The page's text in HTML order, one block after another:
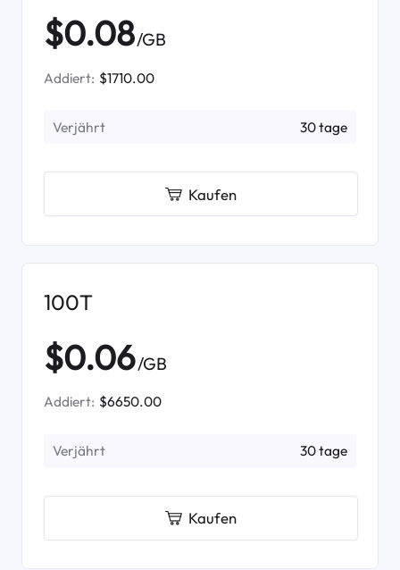
$0.08/GB
Addiert: $1710.00
Verjährt 30 tage
Kaufen
100T
$0.06/GB
Addiert: $6650.00
Verjährt 30 tage
Kaufen